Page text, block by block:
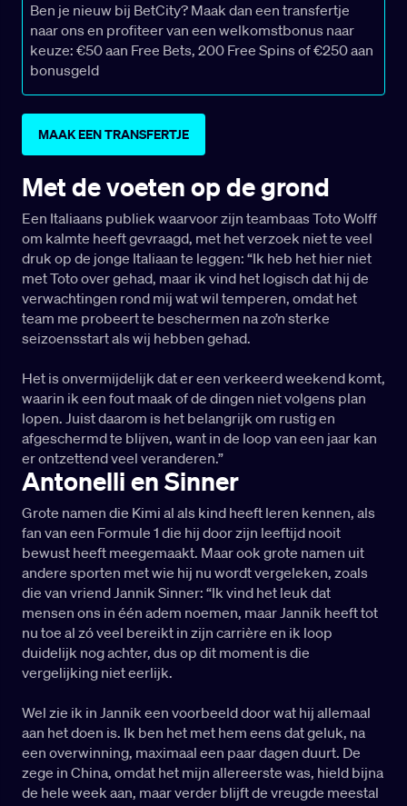
Ben je nieuw bij BetCity? Maak dan een transfertje
naar ons en profiteer van een welkomstbonus naar
keuze: €50 aan Free Bets, 200 Free Spins of €250 aan
bonusgeld
MAAK EEN TRANSFERTJE
Met de voeten op de grond
Een Italiaans publiek waarvoor zijn teambaas Toto Wolff
om kalmte heeft gevraagd, met het verzoek niet te veel
druk op de jonge Italiaan te leggen: “Ik heb het hier niet
met Toto over gehad, maar ik vind het logisch dat hij de
verwachtingen rond mij wat wil temperen, omdat het
team me probeert te beschermen na zo’n sterke
seizoensstart als wij hebben gehad.
Het is onvermijdelijk dat er een verkeerd weekend komt,
waarin ik een fout maak of de dingen niet volgens plan
lopen. Juist daarom is het belangrijk om rustig en
afgeschermd te blijven, want in de loop van een jaar kan
er ontzettend veel veranderen.”
Antonelli en Sinner
Grote namen die Kimi al als kind heeft leren kennen, als
fan van een Formule 1 die hij door zijn leeftijd nooit
bewust heeft meegemaakt. Maar ook grote namen uit
andere sporten met wie hij nu wordt vergeleken, zoals
die van vriend Jannik Sinner: “Ik vind het leuk dat
mensen ons in één adem noemen, maar Jannik heeft tot
nu toe al zó veel bereikt in zijn carrière en ik loop
duidelijk nog achter, dus op dit moment is die
vergelijking niet eerlijk.
Wel zie ik in Jannik een voorbeeld door wat hij allemaal
aan het doen is. Ik ben het met hem eens dat geluk, na
een overwinning, maximaal een paar dagen duurt. De
zege in China, omdat het mijn allereerste was, hield bijna
de hele week aan, maar verder blijft de vreugde meestal